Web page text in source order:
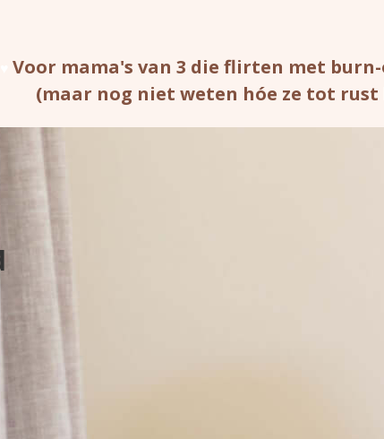
Voor mama's van 3 die flirten met
(maar nog niet weten hóe ze tot